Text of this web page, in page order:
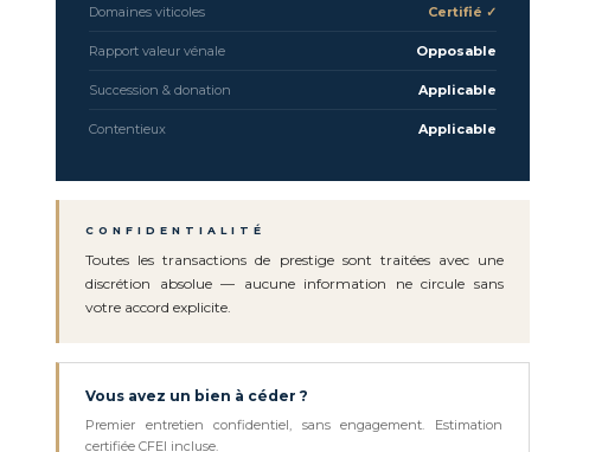
Domaines viticoles Certifié ✓
Rapport valeur vénale Opposable
Succession & donation Applicable
Contentieux Applicable
CONFIDENTIALITÉ
Toutes les transactions de prestige sont traitées avec une
discrétion absolue — aucune information ne circule sans
votre accord explicite.
Vous avez un bien à céder ?
Premier entretien confidentiel, sans engagement. Estimation
certifiée CFEI incluse.